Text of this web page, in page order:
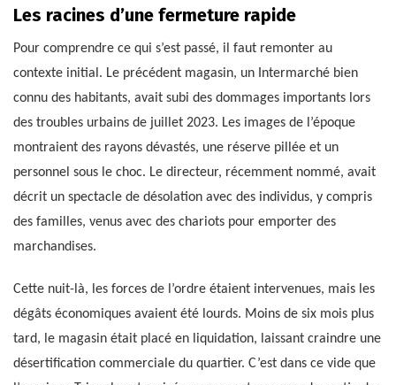
Les racines d’une fermeture rapide
Pour comprendre ce qui s’est passé, il faut remonter au
contexte initial. Le précédent magasin, un Intermarché bien
connu des habitants, avait subi des dommages importants lors
des troubles urbains de juillet 2023. Les images de l’époque
montraient des rayons dévastés, une réserve pillée et un
personnel sous le choc. Le directeur, récemment nommé, avait
décrit un spectacle de désolation avec des individus, y compris
des familles, venus avec des chariots pour emporter des
marchandises.
Cette nuit-là, les forces de l’ordre étaient intervenues, mais les
dégâts économiques avaient été lourds. Moins de six mois plus
tard, le magasin était placé en liquidation, laissant craindre une
désertification commerciale du quartier. C’est dans ce vide que